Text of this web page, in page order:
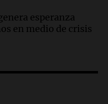
en Alderete por
controlados
esperanza
en medio de crisis